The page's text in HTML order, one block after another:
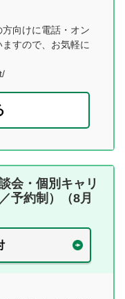
向けに電話・オン
すので、お気軽に
会・個別キャリ
予約制）（8月